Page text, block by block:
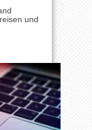
und